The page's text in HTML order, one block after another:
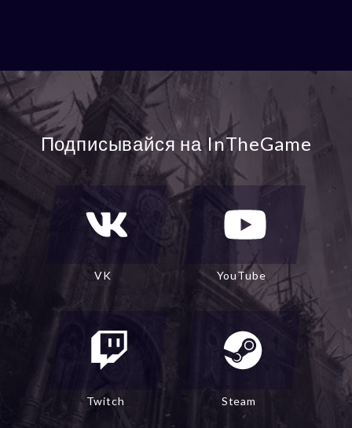
Подписывайся на InTheGame
VK YouTube
Twitch Steam